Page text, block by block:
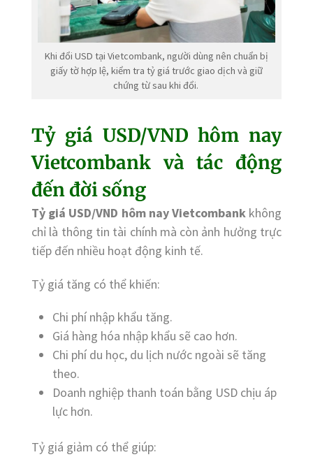
Khi đổi USD tại Vietcombank, người dùng nên chuẩn bị
giấy tờ hợp lệ, kiểm tra tỷ giá trước giao dịch và giữ
chứng từ sau khi đổi.
Tỷ giá USD/VND hôm nay
Vietcombank và tác động
đến đời sống
Tỷ giá USD/VND hôm nay Vietcombankkhông
chỉ là thông tin tài chính mà còn ảnh hưởng trực
tiếp đến nhiều hoạt động kinh tế.
Tỷ giá tăng có thể khiến:
Chi phí nhập khẩu tăng.
Giá hàng hóa nhập khẩu sẽ cao hơn.
Chi phí du học, du lịch nước ngoài sẽ tăng
theo.
Doanh nghiệp thanh toán bằng USD chịu áp
lực hơn.
Tỷ giá giảm có thể giúp: